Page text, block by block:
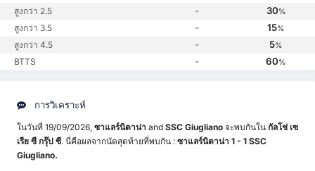
สูงกว่า 2.5 - 30%
สูงกว่า 3.5 - 15%
สูงกว่า 4.5 - 5%
BTTS - 60%
การวิเคราะห์
ในวันที่ 19/09/2026, ซาแลร์นิตาน่า and SSC Giugliano จะพบกันใน กัลโช่ เซ
เรีย ซี กรุ๊ป ซี. นี่คือผลจากนัดสุดท้ายที่พบกัน : ซาแลร์นิตาน่า 1 - 1 SSC
Giugliano.